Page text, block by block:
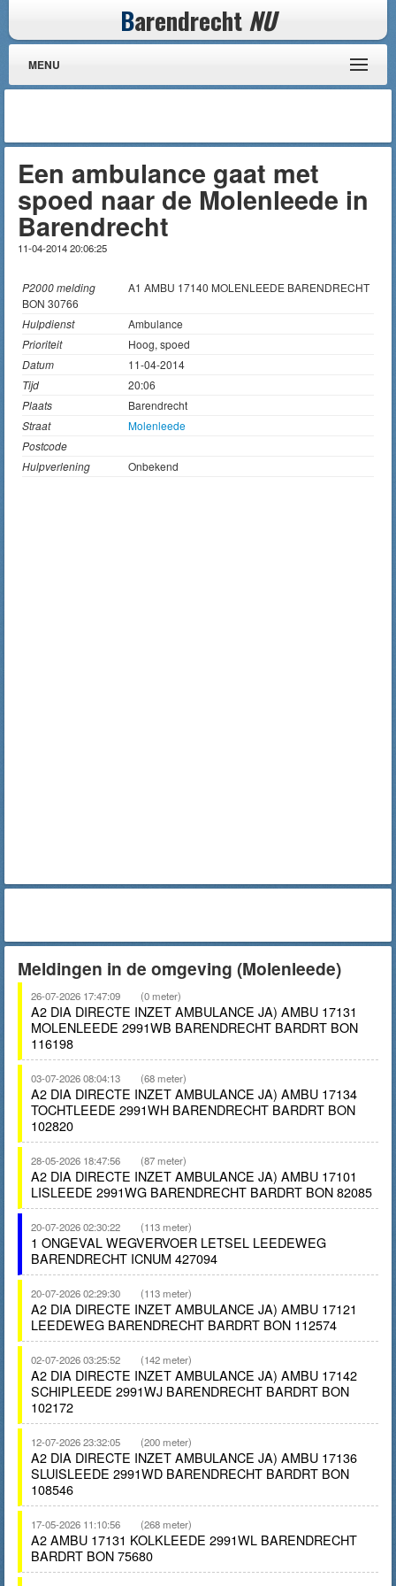
Barendrecht NU
MENU
Een ambulance gaat met
spoed naar de Molenleede in
Barendrecht
11-04-2014 20:06:25
P2000 melding
A1 AMBU 17140 MOLENLEEDE BARENDRECHT
BON 30766
Hulpdienst
Ambulance
Prioriteit
Hoog, spoed
Datum
11-04-2014
Tijd
20:06
Plaats
Barendrecht
Straat
Molenleede
Postcode
Hulpverlening
Onbekend
Meldingen in de omgeving (Molenleede)
26-07-2026 17:47:09 (0 meter)
A2 DIA DIRECTE INZET AMBULANCE JA) AMBU 17131
MOLENLEEDE 2991WB BARENDRECHT BARDRT BON
116198
03-07-2026 08:04:13 (68 meter)
A2 DIA DIRECTE INZET AMBULANCE JA) AMBU 17134
TOCHTLEEDE 2991WH BARENDRECHT BARDRT BON
102820
28-05-2026 18:47:56 (87 meter)
A2 DIA DIRECTE INZET AMBULANCE JA) AMBU 17101
LISLEEDE 2991WG BARENDRECHT BARDRT BON 82085
20-07-2026 02:30:22 (113 meter)
1 ONGEVAL WEGVERVOER LETSEL LEEDEWEG
BARENDRECHT ICNUM 427094
20-07-2026 02:29:30 (113 meter)
A2 DIA DIRECTE INZET AMBULANCE JA) AMBU 17121
LEEDEWEG BARENDRECHT BARDRT BON 112574
02-07-2026 03:25:52 (142 meter)
A2 DIA DIRECTE INZET AMBULANCE JA) AMBU 17142
SCHIPLEEDE 2991WJ BARENDRECHT BARDRT BON
102172
12-07-2026 23:32:05 (200 meter)
A2 DIA DIRECTE INZET AMBULANCE JA) AMBU 17136
SLUISLEEDE 2991WD BARENDRECHT BARDRT BON
108546
17-05-2026 11:10:56 (268 meter)
A2 AMBU 17131 KOLKLEEDE 2991WL BARENDRECHT
BARDRT BON 75680